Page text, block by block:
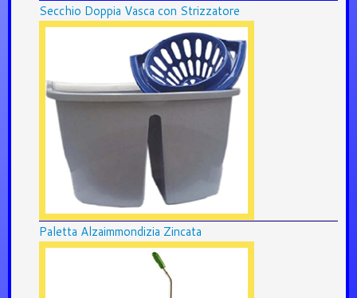
Secchio Doppia Vasca con Strizzatore
Paletta Alzaimmondizia Zincata